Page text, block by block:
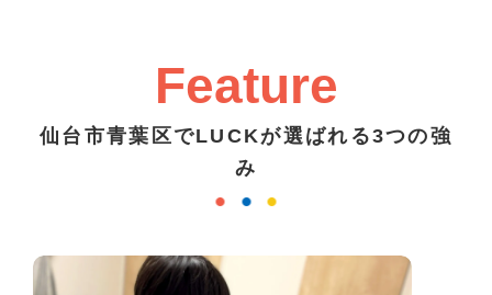
Feature
仙台市青葉区でLUCKが選ばれる3つの強
み